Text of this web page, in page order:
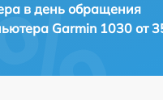
в день обращения
Garmin 1030 от